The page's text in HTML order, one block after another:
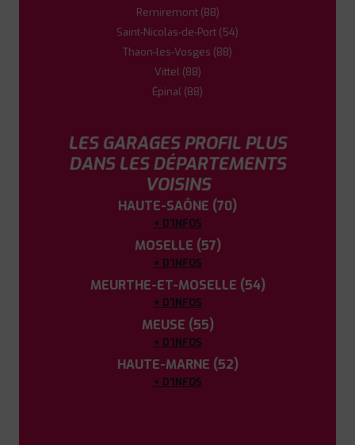
Remiremont (88)
Saint-Nicolas-de-Port (54)
Thaon-les-Vosges (88)
Vittel (88)
Épinal (88)
LES GARAGES PROFIL PLUS
DANS LES DÉPARTEMENTS
VOISINS
HAUTE-SAÔNE (70)
+ D'INFOS
MOSELLE (57)
+ D'INFOS
MEURTHE-ET-MOSELLE (54)
+ D'INFOS
MEUSE (55)
+ D'INFOS
HAUTE-MARNE (52)
+ D'INFOS